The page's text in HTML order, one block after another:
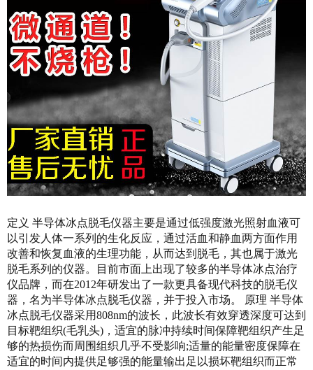
定义 半导体冰点脱毛仪器主要是通过低强度激光照射血液可
以引发人体一系列的生化反应，通过活血和静血两方面作用
改善和恢复血液的生理功能，从而达到脱毛，其也属于激光
脱毛系列的仪器。目前市面上出现了较多的半导体冰点治疗
仪品牌，而在2012年研发出了一款更具备现代科技的脱毛仪
器，名为半导体冰点脱毛仪器，并于投入市场。 原理 半导体
冰点脱毛仪器采用808nm的波长，此波长有效穿透深度可达到
目标靶组织(毛乳头)，适宜的脉冲持续时间保障靶组织产生足
够的热损伤而周围组织几乎不受影响;适量的能量密度保障在
适宜的时间内提供足够强的能量输出足以损坏靶组织而正常